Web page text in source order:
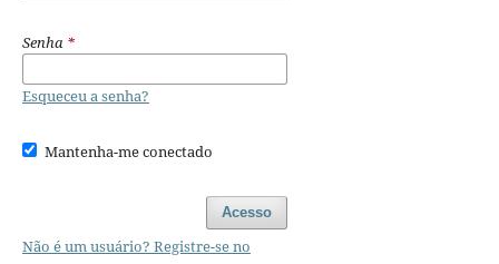
Senha *
Esqueceu a senha?
Mantenha-me conectado
Acesso
Não é um usuário? Registre-se no